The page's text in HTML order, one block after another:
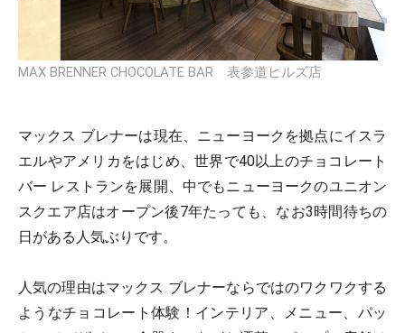
MAX BRENNER CHOCOLATE BAR 表参道ヒルズ店
マックス ブレナーは現在、ニューヨークを拠点にイスラ
エルやアメリカをはじめ、世界で40以上のチョコレート
バー レストランを展開、中でもニューヨークのユニオン
スクエア店はオープン後7年たっても、なお3時間待ちの
日がある人気ぶりです。
人気の理由はマックス ブレナーならではのワクワクする
ようなチョコレート体験！インテリア、メニュー、パッ